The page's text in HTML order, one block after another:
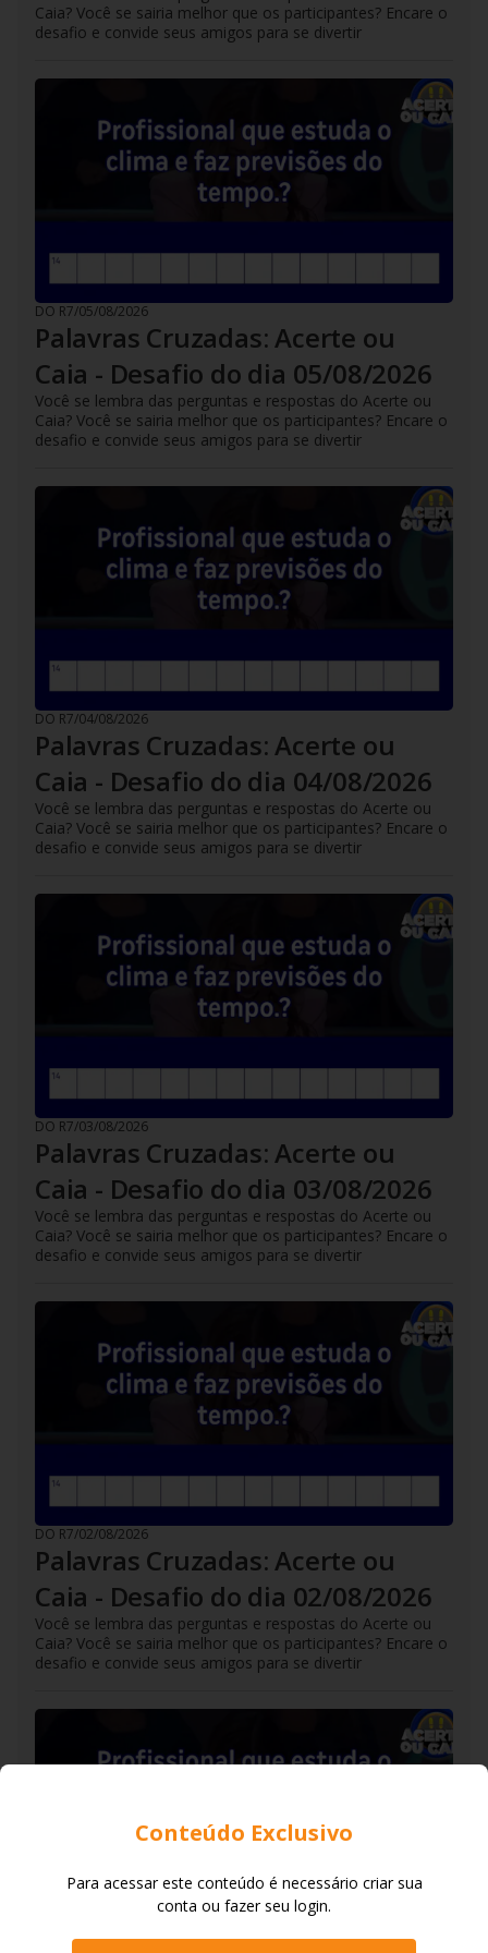
Caia? Você se sairia melhor que os participantes? Encare o
desafio e convide seus amigos para se divertir
DO R7/05/08/2026
Palavras Cruzadas: Acerte ou
Caia - Desafio do dia 05/08/2026
Você se lembra das perguntas e respostas do Acerte ou
Caia? Você se sairia melhor que os participantes? Encare o
desafio e convide seus amigos para se divertir
DO R7/04/08/2026
Palavras Cruzadas: Acerte ou
Caia - Desafio do dia 04/08/2026
Você se lembra das perguntas e respostas do Acerte ou
Caia? Você se sairia melhor que os participantes? Encare o
desafio e convide seus amigos para se divertir
DO R7/03/08/2026
Palavras Cruzadas: Acerte ou
Caia - Desafio do dia 03/08/2026
Você se lembra das perguntas e respostas do Acerte ou
Caia? Você se sairia melhor que os participantes? Encare o
desafio e convide seus amigos para se divertir
DO R7/02/08/2026
Palavras Cruzadas: Acerte ou
Caia - Desafio do dia 02/08/2026
Você se lembra das perguntas e respostas do Acerte ou
Caia? Você se sairia melhor que os participantes? Encare o
desafio e convide seus amigos para se divertir
DO R7/01/08/2026
Conteúdo Exclusivo
Para acessar este conteúdo é necessário criar sua
conta ou fazer seu login.